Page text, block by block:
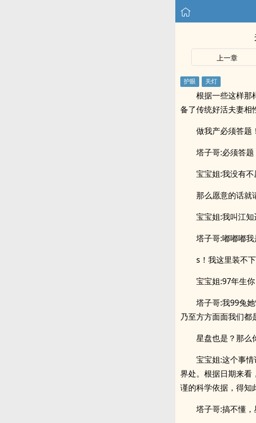
上一章
根据一些这样那
备了传统好活夫妻相
做我产必须答题
塔子哥:必须答题
宝宝姐:我没有不
那么愿意的话就
宝宝姐:我叫江知
塔子哥:嘟嘟嘟
s！我这里装不
宝宝姐:97年生你
塔子哥:我99兔
乃至方方面面我们都
星盘也是？那么
宝宝姐:这个事
界处。根据日期来看
谨的科学依据，得知
塔子哥:搞不懂